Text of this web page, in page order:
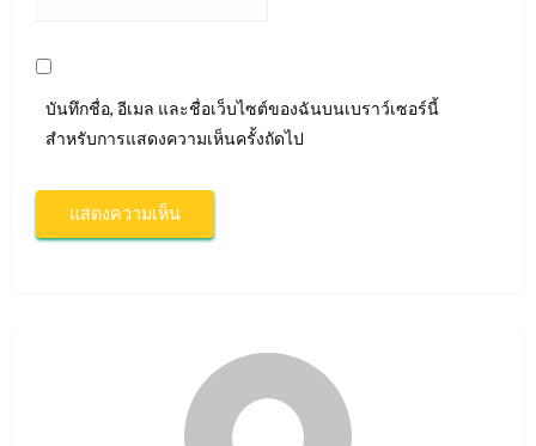
บันทึกชื่อ, อีเมล และชื่อเว็บไซต์ของฉันบนเบราว์เซอร์นี้
สำหรับการแสดงความเห็นครั้งถัดไป